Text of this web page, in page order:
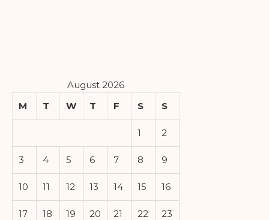
August 2026
M
T W T F S S
1 2
3 4 5 6 7 8 9
10 11 12 13 14 15 16
17 18 19 20 21 22 23